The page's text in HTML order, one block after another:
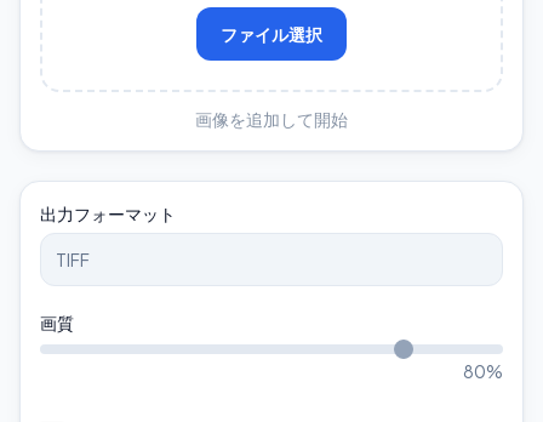
ファイル選択
画像を追加して開始
出力フォーマット
画質
80%